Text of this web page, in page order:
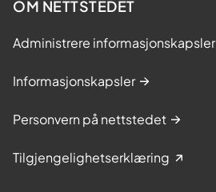
OM NETTSTEDET
Administrere informasjonskapsler
Informasjonskapsler
Personvern på nettstedet
Tilgjengelighetserklæring